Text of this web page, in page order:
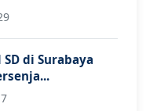
di Surabaya